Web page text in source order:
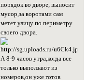
порядок во дворе, выносит
мусор,за воротами сам
метет улицу по периметру
своего двора.
А 8-9 часов утра,когда все
только выползают из
номеров,он уже готов